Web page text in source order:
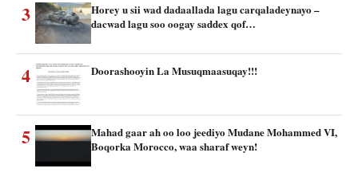
3
Horey u sii wad dadaallada lagu carqaladeynayo –
dacwad lagu soo oogay saddex qof…
4 Doorashooyin La Musuqmaasuqay!!!
5
Mahad gaar ah oo loo jeediyo Mudane Mohammed VI,
Boqorka Morocco, waa sharaf weyn!